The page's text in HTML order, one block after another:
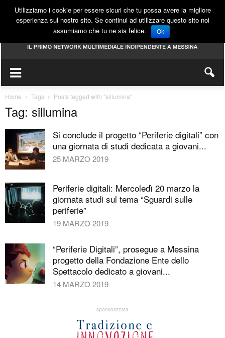
Home Tags Posts tagged with "sillumina"
Tag: sillumina
Si conclude il progetto “Periferie digitali” con
una giornata di studi dedicata a giovani...
25 MARZO 2019
Periferie digitali: Mercoledì 20 marzo la
giornata studi sul tema “Sguardi sulle
periferie”
19 MARZO 2019
“Periferie Digitali”, prosegue a Messina
progetto della Fondazione Ente dello
Spettacolo dedicato a giovani...
14 MARZO 2019
sponsorizzata
Utilizziamo i cookie per essere sicuri che tu possa avere la migliore
esperienza sul nostro sito. Se continui ad utilizzare questo sito noi
assumiamo che tu ne sia felice.
Ok